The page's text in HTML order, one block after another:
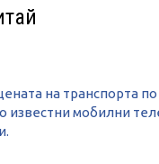
на транспорта
известни мобилни